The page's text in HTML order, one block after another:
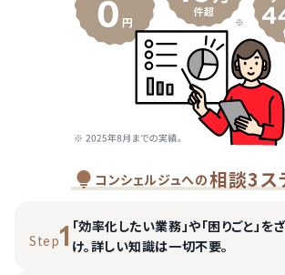
コンシェルジュへの相談3ス
Step1 「効率化したい業務」や「困りごと」を
け。詳しい知識は一切不要。